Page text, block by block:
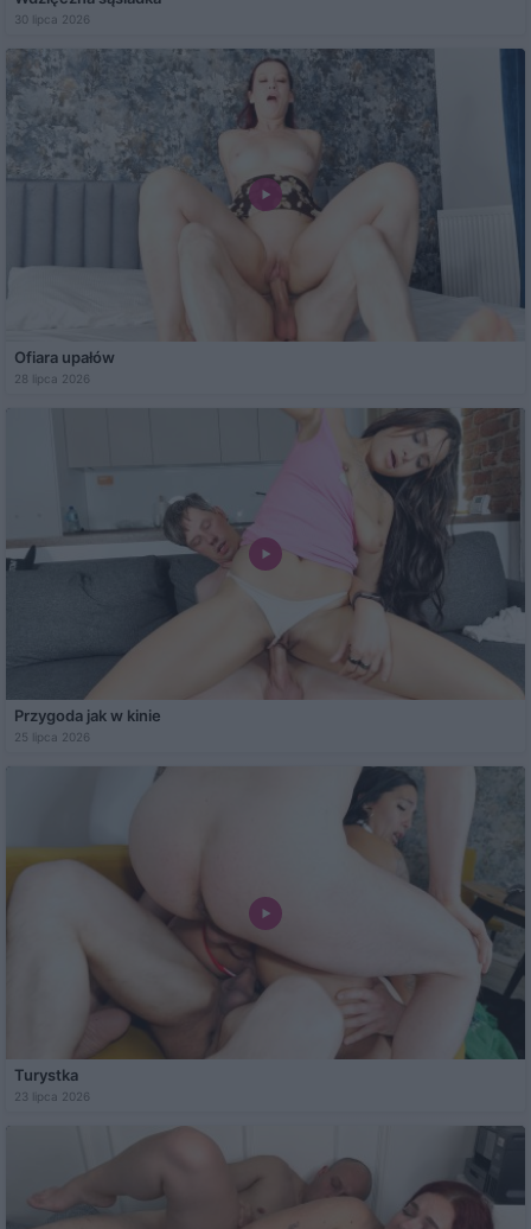
30 lipca 2026
Ofiara upałów
28 lipca 2026
Przygoda jak w kinie
25 lipca 2026
Turystka
23 lipca 2026